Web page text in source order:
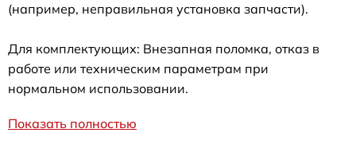
(например, неправильная установка запчасти).
Для комплектующих: Внезапная поломка, отказ в
работе или техническим параметрам при
нормальном использовании.
Показать полностью